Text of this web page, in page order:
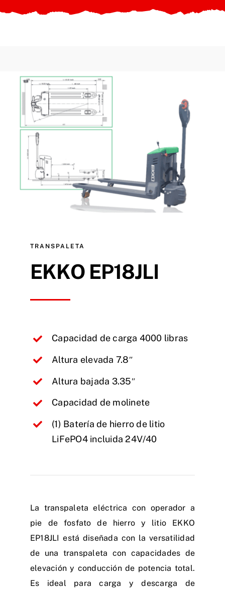
TRANSPALETA
EKKO EP18JLI
Capacidad de carga 4000 libras
Altura elevada 7.8″
Altura bajada 3.35″
Capacidad de molinete
(1) Batería de hierro de litio
LiFePO4 incluida 24V/40
La transpaleta eléctrica con operador a
pie de fosfato de hierro y litio EKKO
EP18JLI está diseñada con la versatilidad
de una transpaleta con capacidades de
elevación y conducción de potencia total.
Es ideal para carga y descarga de